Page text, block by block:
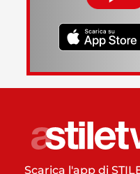
Scarica l'app di